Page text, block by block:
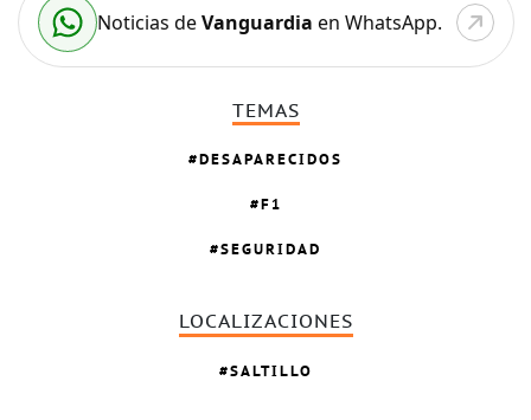
Noticias deVanguardia en WhatsApp.
TEMAS
DESAPARECIDOS
F1
SEGURIDAD
LOCALIZACIONES
SALTILLO